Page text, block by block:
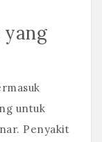
untuk
Penyakit